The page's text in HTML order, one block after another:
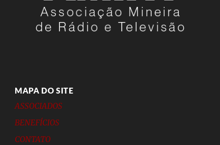
MAPA DO SITE
ASSOCIADOS
BENEFÍCIOS
CONTATO